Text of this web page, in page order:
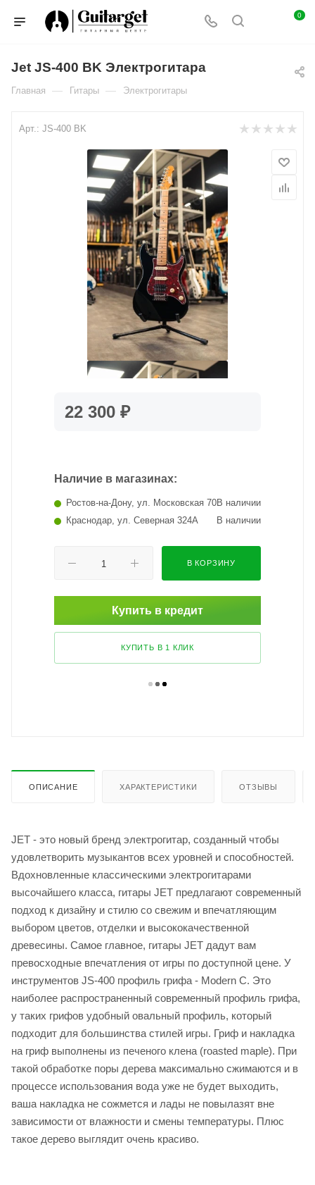
0
Jet JS-400 BK Электрогитара
Главная — Гитары — Электрогитары
Арт.: JS-400 BK
22 300 ₽
Наличие в магазинах:
Краснодар, ул. Северная 324А В наличии
Ростов-на-Дону, ул. Московская 70В наличии
В КОРЗИНУ
Купить в кредит
КУПИТЬ В 1 КЛИК
ОПИСАНИЕ ХАРАКТЕРИСТИКИ ОТЗЫВЫ
JET - это новый бренд электрогитар, созданный чтобы
удовлетворить музыкантов всех уровней и способностей.
Вдохновленные классическими электрогитарами
высочайшего класса, гитары JET предлагают современный
подход к дизайну и стилю со свежим и впечатляющим
выбором цветов, отделки и высококачественной
древесины. Самое главное, гитары JET дадут вам
превосходные впечатления от игры по доступной цене. У
инструментов JS-400 профиль грифа - Modern C. Это
наиболее распространенный современный профиль грифа,
у таких грифов удобный овальный профиль, который
подходит для большинства стилей игры. Гриф и накладка
на гриф выполнены из печеного клена (roasted maple). При
такой обработке поры дерева максимально сжимаются и в
процессе использования вода уже не будет выходить,
ваша накладка не сожмется и лады не повылазят вне
зависимости от влажности и смены температуры. Плюс
такое дерево выглядит очень красиво.